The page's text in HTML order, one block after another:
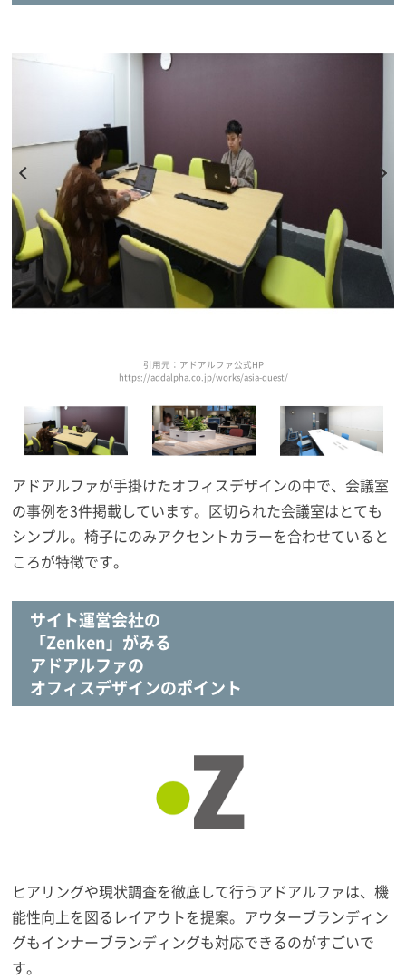
引用元：アドアルファ公式HP
https://addalpha.co.jp/works/asia-quest/
アドアルファが手掛けたオフィスデザインの中で、会議室
の事例を3件掲載しています。区切られた会議室はとても
シンプル。椅子にのみアクセントカラーを合わせていると
ころが特徴です。
サイト運営会社の
「Zenken」がみる
アドアルファの
オフィスデザインのポイント
ヒアリングや現状調査を徹底して行うアドアルファは、機
能性向上を図るレイアウトを提案。アウターブランディン
グもインナーブランディングも対応できるのがすごいで
す。